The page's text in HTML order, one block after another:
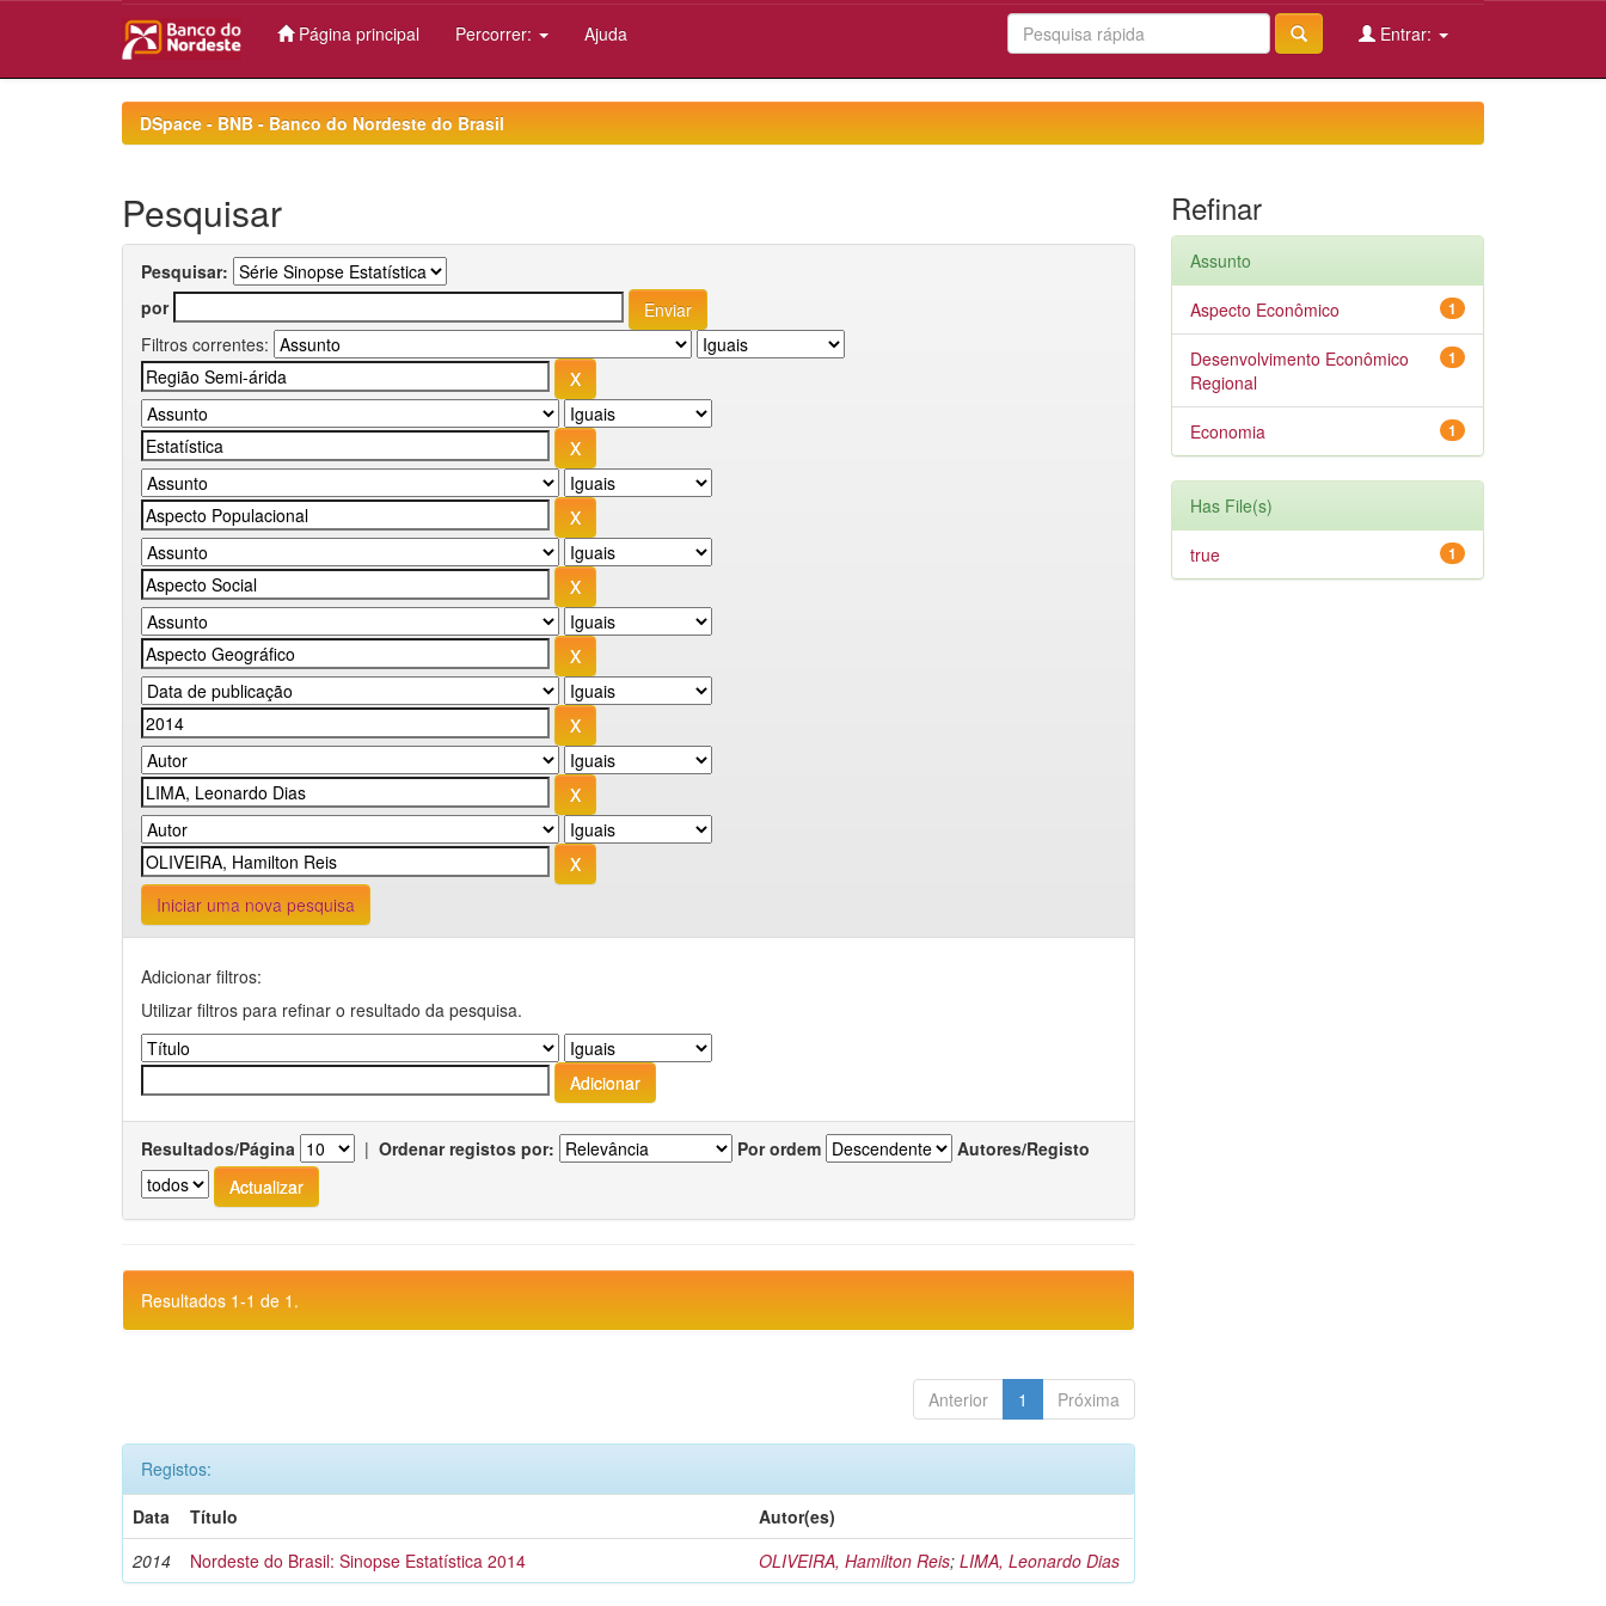
Página principal Percorrer: Ajuda Entrar:
DSpace - BNB - Banco do Nordeste do Brasil
Pesquisar
Pesquisar:
por
Filtros correntes:
Iniciar uma nova pesquisa
Adicionar filtros:
Utilizar filtros para refinar o resultado da pesquisa.
Resultados/Página | Ordenar registos por: Por ordem Autores/Registo
Resultados 1-1 de 1.
Anterior 1 Próxima
Registos:
Data
Título
Autor(es)
2014
Nordeste do Brasil: Sinopse Estatística 2014 OLIVEIRA, Hamilton Reis;LIMA, Leonardo Dias
Refinar
Assunto
1
Aspecto Econômico
1
Desenvolvimento Econômico
Regional
1
Economia
Has File(s)
1
true